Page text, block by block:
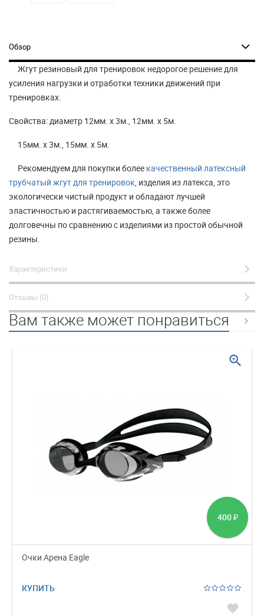
Обзор
Жгут резиновый для тренировок недорогое решение для
усиления нагрузки и отработки техники движений при
тренировках.
Свойства: диаметр 12мм. х 3м., 12мм. х 5м.
15мм. х 3м., 15мм. х 5м.
Рекомендуем для покупки более качественный латексный
трубчатый жгут для тренировок, изделия из латекса, это
экологически чистый продукт и обладают лучшей
эластичностью и растягиваемостью, а также более
долговечны по сравнению с изделиями из простой обычной
резины.
Характеристики
Отзывы (0)
Вам также может понравиться
400 ₽
Очки Арена Eagle
КУПИТЬ
favorite
zoom_in